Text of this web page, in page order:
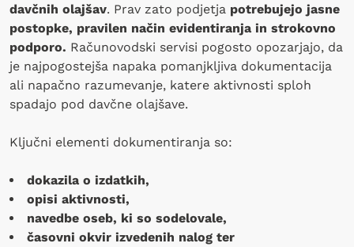
davčnih olajšav. Prav zato podjetja potrebujejo jasne
postopke, pravilen način evidentiranja in strokovno
podporo. Računovodski servisi pogosto opozarjajo, da
je najpogostejša napaka pomanjkljiva dokumentacija
ali napačno razumevanje, katere aktivnosti sploh
spadajo pod davčne olajšave.
Ključni elementi dokumentiranja so:
dokazila o izdatkih,
opisi aktivnosti,
navedbe oseb, ki so sodelovale,
časovni okvir izvedenih nalog ter